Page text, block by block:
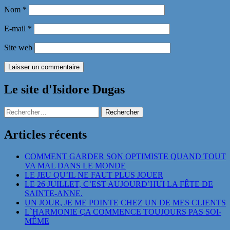
Nom *
E-mail *
Site web
Le site d'Isidore Dugas
Rechercher :
Articles récents
COMMENT GARDER SON OPTIMISTE QUAND TOUT
VA MAL DANS LE MONDE
LE JEU QU’IL NE FAUT PLUS JOUER
LE 26 JUILLET, C’EST AUJOURD’HUI LA FÊTE DE
SAINTE-ANNE.
UN JOUR, JE ME POINTE CHEZ UN DE MES CLIENTS
L`HARMONIE ÇA COMMENCE TOUJOURS PAS SOI-
MÊME